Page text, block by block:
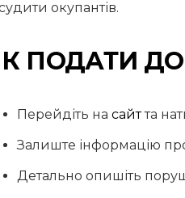
окупантів.
ПОДАТИ
Перейдіть на сайтта
Залиште інформацію
Детально опишіть